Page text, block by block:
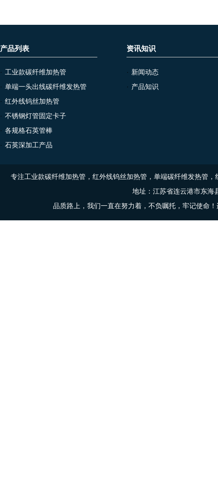
产品列表
· 工业款碳纤维加热管
· 单端一头出线碳纤维发热管
· 红外线钨丝加热管
· 不锈钢灯管固定卡子
· 各规格石英管棒
· 石英深加工产品
资讯知识
· 新闻动态
· 产品知识
专注工业款碳纤维加热管，红外线钨丝加热管，单端碳纤维发热管
地址：江苏省连云港市东海
品质路上，我们一直在努力着，不负嘱托，牢记使命